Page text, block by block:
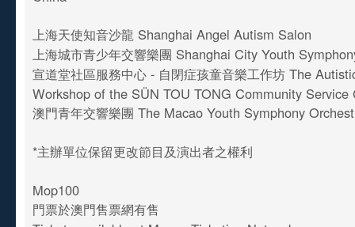
上海天使知音沙龍 Shanghai Angel Autism Salon
上海城市青少年交響樂團 Shanghai City Youth
宣道堂社區服務中心 - 自閉症孩童音樂工作坊 The
Workshop of the SÜN TOU TONG Community
澳門青年交響樂團 The Macao Youth Symphony
*主辦單位保留更改節目及演出者之權利
Mop100
門票於澳門售票網有售